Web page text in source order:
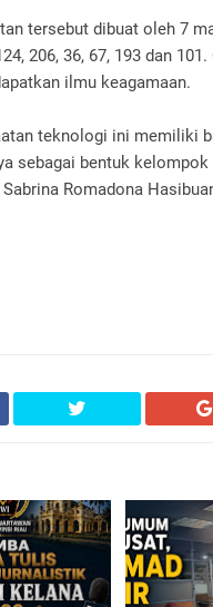
tersebut dibuat oleh 7
206, 36, 67, 193 dan
ilmu keagamaan.
teknologi ini memiliki
sebagai bentuk
Romadona